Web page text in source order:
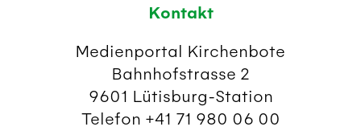
Kontakt
Medienportal Kirchenbote
Bahnhofstrasse 2
9601 Lütisburg-Station
Telefon +41 71 980 06 00